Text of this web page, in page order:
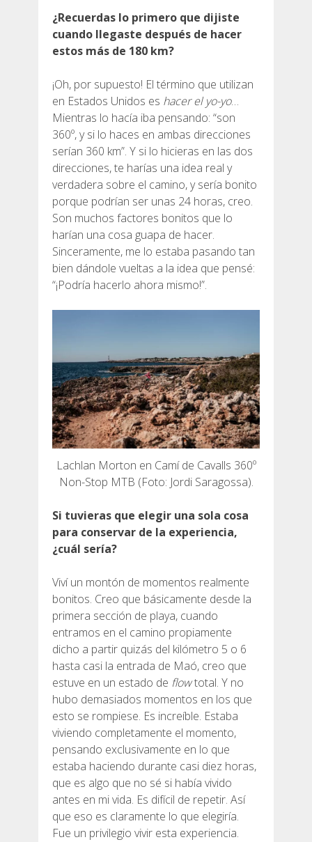
¿Recuerdas lo primero que dijiste
cuando llegaste después de hacer
estos más de 180 km?
¡Oh, por supuesto! El término que utilizan
en Estados Unidos es hacer el yo-yo…
Mientras lo hacía iba pensando: “son
360º, y si lo haces en ambas direcciones
serían 360 km”. Y si lo hicieras en las dos
direcciones, te harías una idea real y
verdadera sobre el camino, y sería bonito
porque podrían ser unas 24 horas, creo.
Son muchos factores bonitos que lo
harían una cosa guapa de hacer.
Sinceramente, me lo estaba pasando tan
bien dándole vueltas a la idea que pensé:
“¡Podría hacerlo ahora mismo!”.
Lachlan Morton en Camí de Cavalls 360º
Non-Stop MTB (Foto: Jordi Saragossa).
Si tuvieras que elegir una sola cosa
para conservar de la experiencia,
¿cuál sería?
Viví un montón de momentos realmente
bonitos. Creo que básicamente desde la
primera sección de playa, cuando
entramos en el camino propiamente
dicho a partir quizás del kilómetro 5 o 6
hasta casi la entrada de Maó, creo que
estuve en un estado de flowtotal. Y no
hubo demasiados momentos en los que
esto se rompiese. Es increíble. Estaba
viviendo completamente el momento,
pensando exclusivamente en lo que
estaba haciendo durante casi diez horas,
que es algo que no sé si había vivido
antes en mi vida. Es difícil de repetir. Así
que eso es claramente lo que elegiría.
Fue un privilegio vivir esta experiencia.